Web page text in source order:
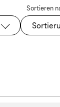
Sortieren